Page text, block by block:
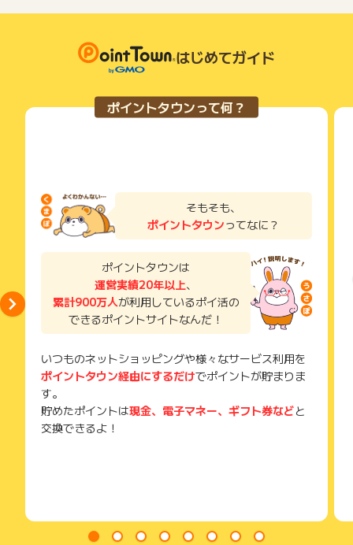
て一度でも同サービス・お買い物を利用されたことがある場合
ご利用前には、Cookieの削除をおこなっていただくことを推奨
サービス・お買い物利用時にお電話など2つ以上の申し込み方
法がある場合、必ずサイト上のWEBフォームからお申し込みく
お申し込みやお買い物後、利用したサイトから送られる購入完
了などのメールは、ポイント獲得するまで必ず保管してくださ
獲得待ち・獲得失敗の状態でお問い合わせされる際に、該当の
メールを送っていただく場合がございます。
そのため、紛失・破棄された場合は対応いたしかねますので、
ご注意ください。
(※) SafariやChromeなどwebサイトを表示するアプリのこと
各サービス・お買い物の獲得ポイントや獲得条件、キャンペー
れた時点の条件が適用されます。
条件を達成しているかどうかは各広告主ではなく、代理店が行
っているため、広告主はポイントに関する詳細を把握しており
そのため、ポイントタウンのポイントに関するお問い合わせを
広告主様に直接行わないようお願いいたします。
はじめてガイド
ポイントタウンって何？
そもそも、
ポイントタウンってなに？
ポイントタウンは
運営実績20年以上、
累計900万人が利用しているポイ活の
できるポイントサイトなんだ！
いつものネットショッピングや様々なサービス利用を
ポイントタウン経由にするだけでポイントが貯まりま
す。
貯めたポイントは現金、電子マネー、ギフト券などと
交換できるよ！